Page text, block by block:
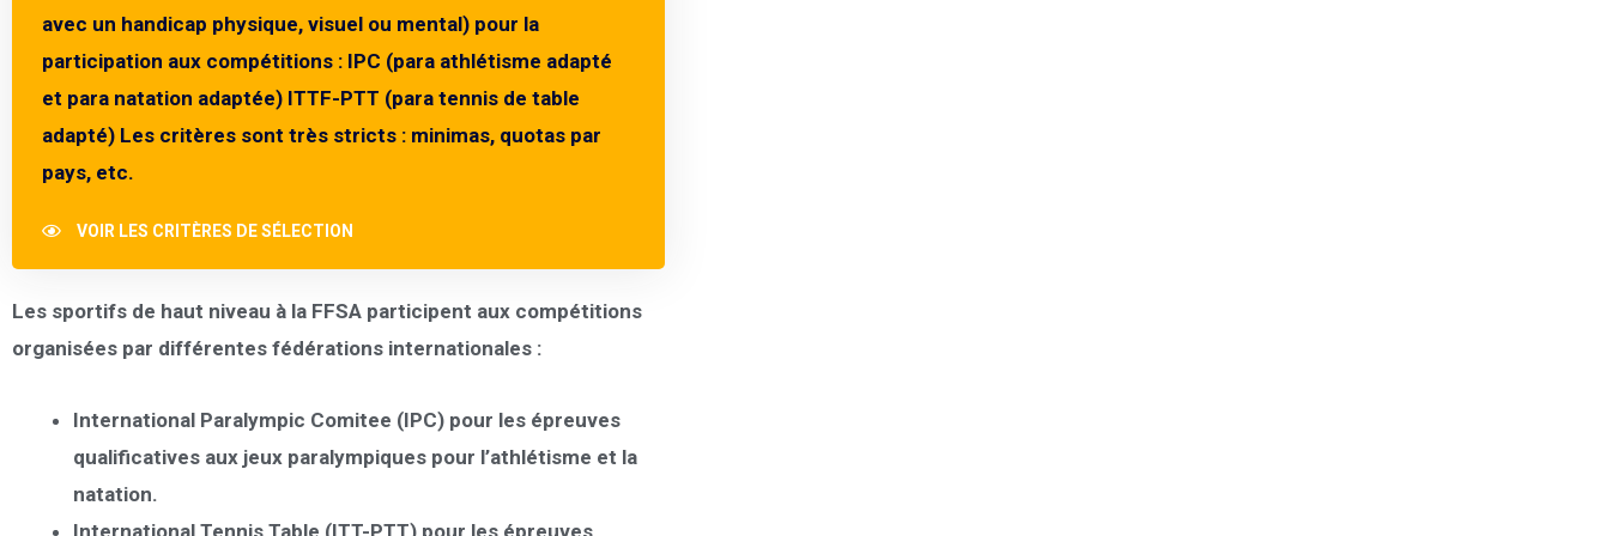
avec un handicap physique, visuel ou mental) pour la
participation aux compétitions : IPC (para athlétisme adapté
et para natation adaptée) ITTF-PTT (para tennis de table
adapté) Les critères sont très stricts : minimas, quotas par
pays, etc.
VOIR LES CRITÈRES DE SÉLECTION
Les sportifs de haut niveau à la FFSA participent aux compétitions
organisées par différentes fédérations internationales :
International Paralympic Comitee (IPC) pour les épreuves
qualificatives aux jeux paralympiques pour l’athlétisme et la
natation.